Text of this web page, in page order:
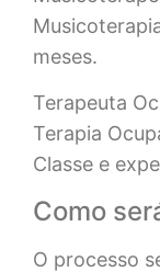
meses.
Terapeuta
Terapia
Classe e
Como
O processo